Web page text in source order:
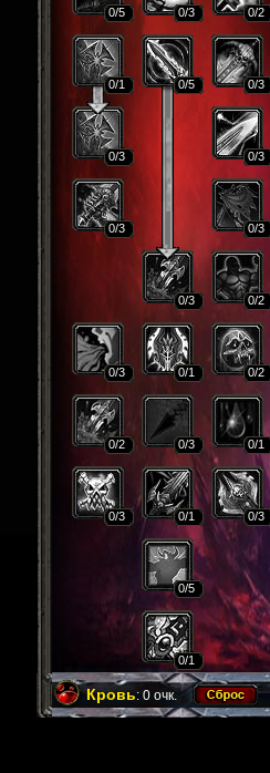
0/5 0/3 0/2
0/1 0/5 0/3
0/3 0/3
0/3 0/3
0/3 0/2
0/3 0/1 0/2
0/2 0/3 0/1
0/3 0/1 0/3
0/5
0/1
Кровь: 0 очк.